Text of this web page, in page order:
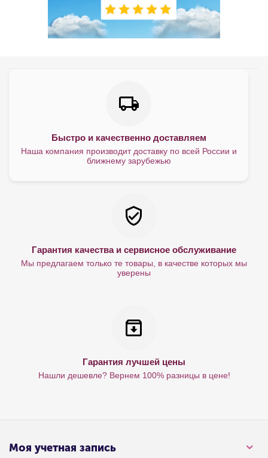
Быстро и качественно доставляем
Наша компания производит доставку по всей России и
ближнему зарубежью
Гарантия качества и сервисное обслуживание
Мы предлагаем только те товары, в качестве которых мы
уверены
Гарантия лучшей цены
Нашли дешевле? Вернем 100% разницы в цене!
Моя учетная запись